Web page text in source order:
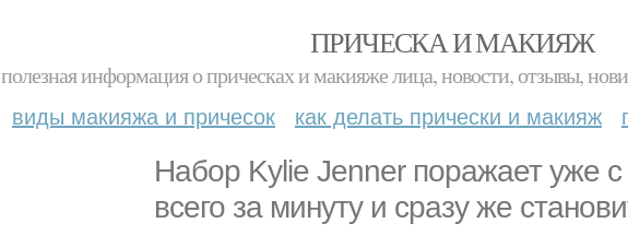
ПРИЧЕСКА И МАКИЯЖ
полезная информация о прическах и макияже лица, новости, отзывы,
виды макияжа и причесок как делать прически и макияж
Набор Kylie Jenner поражает уже
всего за минуту и сразу же